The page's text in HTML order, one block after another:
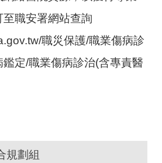
職安署網站查詢
職災保護/職業傷病診
定/職業傷病診治(含專責醫
規劃組